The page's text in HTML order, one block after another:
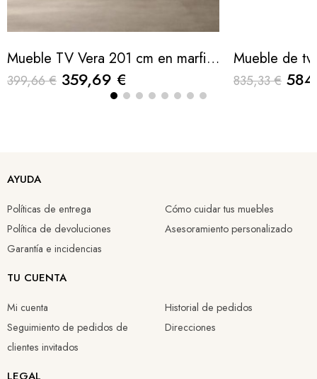
Mueble TV Vera 201 cm en marfil mate texturizado
399,66 € 359,69 € 835,33 €
AYUDA
Políticas de entrega
Política de devoluciones
Garantía e incidencias
Cómo cuidar tus muebles
Asesoramiento personalizado
TU CUENTA
Mi cuenta
Seguimiento de pedidos de
clientes invitados
Historial de pedidos
Direcciones